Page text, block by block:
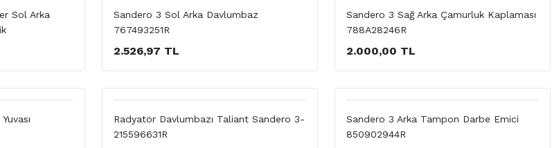
Sol Arka
Sandero 3 Sol Arka Davlumbaz
767493251R
2.526,97 TL
Sandero 3 Sağ Arka Çamurluk Kaplaması
788A28246R
2.000,00 TL
Radyatör Davlumbazı Taliant Sandero 3-
215596631R
Sandero 3 Arka Tampon Darbe Emici
850902944R